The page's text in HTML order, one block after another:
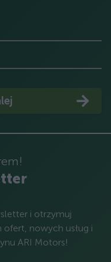
i otrzymuj
nowych usług i
ARI Motors!